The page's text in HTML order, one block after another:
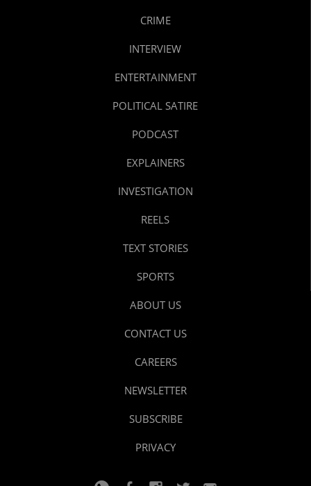
CRIME
INTERVIEW
ENTERTAINMENT
POLITICAL SATIRE
PODCAST
EXPLAINERS
INVESTIGATION
REELS
TEXT STORIES
SPORTS
ABOUT US
CONTACT US
CAREERS
NEWSLETTER
SUBSCRIBE
PRIVACY